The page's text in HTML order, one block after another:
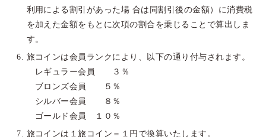
利用による割引があった場 合は同割引後の金額）に消費税
を加えた金額をもとに次項の割合を乗じることで算出しま
す。
旅コインは会員ランクにより、以下の通り付与されます。
レギュラー会員 ３％
ブロンズ会員 ５％
シルバー会員 ８％
ゴールド会員 １０％
旅コインは１旅コイン＝１円で換算いたします。